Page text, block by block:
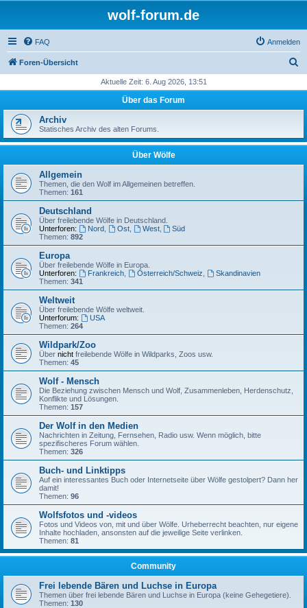
wolf-forum.de
FAQ Anmelden
Foren-Übersicht
h
Aktuelle Zeit: 6. Aug 2026, 13:51
Über das Forum
Archiv
Statisches Archiv des alten Forums.
Über Wölfe
Allgemein
Themen, die den Wolf im Allgemeinen betreffen.
Themen: 161
Deutschland
Über freilebende Wölfe in Deutschland.
Unterforen:
Nord, Ost, West,
Süd
Themen: 892
Europa
Über freilebende Wölfe in Europa.
Unterforen:
Frankreich, Österreich/Schweiz
Skandinavien
Themen: 341
Weltweit
Über freilebende Wölfe weltweit.
Unterforum:
USA
Themen: 264
Wildpark/Zoo
Über nicht freilebende Wölfe in Wildparks, Zoos usw.
Themen: 45
Wolf - Mensch
Die Beziehung zwischen Mensch und Wolf, Zusammenleben, Herdenschutz,
Konflikte und Lösungen.
Themen: 157
Der Wolf in den Medien
Nachrichten in Zeitung, Fernsehen, Radio usw. Wenn möglich, bitte
spezifischeres Forum wählen.
Themen: 326
Buch- und Linktipps
Auf ein interessantes Buch oder Internetseite über Wölfe gestolpert? Dann her
damit!
Themen: 96
Wolfsfotos und -videos
Fotos und Videos von, mit und über Wölfe. Urheberrecht beachten, nur eigene
Inhalte hochladen, ansonsten auf die jeweilige Seite verlinken.
Themen: 81
Community
Frei lebende Bären und Luchse in Europa
Themen über frei lebende Bären und Luchse in Europa (keine Gehegetiere).
Themen: 130